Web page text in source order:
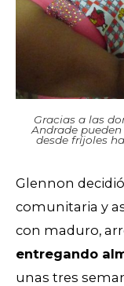
Gracias a las
Andrade
desde fríjoles
Glennon
comunitaria y
con maduro,
entregando
unas tres